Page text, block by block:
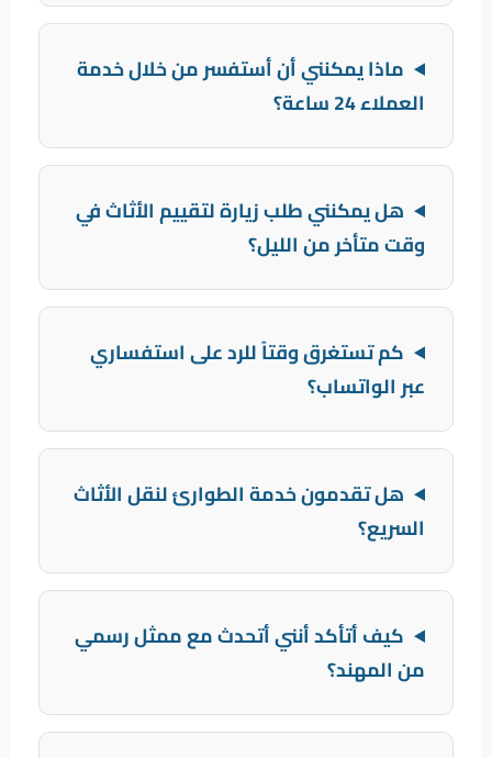
ماذا يمكنني أن أستفسر من خلال خدمة
العملاء 24 ساعة؟
هل يمكنني طلب زيارة لتقييم الأثاث في
وقت متأخر من الليل؟
كم تستغرق وقتاً للرد على استفساري
عبر الواتساب؟
هل تقدمون خدمة الطوارئ لنقل الأثاث
السريع؟
كيف أتأكد أنني أتحدث مع ممثل رسمي
من المهند؟